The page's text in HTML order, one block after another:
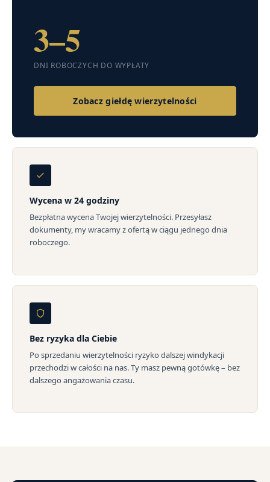
3–5
DNI ROBOCZYCH DO WYPŁATY
Zobacz giełdę wierzytelności
Wycena w 24 godziny
Bezpłatna wycena Twojej wierzytelności. Przesyłasz
dokumenty, my wracamy z ofertą w ciągu jednego dnia
roboczego.
Bez ryzyka dla Ciebie
Po sprzedaniu wierzytelności ryzyko dalszej windykacji
przechodzi w całości na nas. Ty masz pewną gotówkę – bez
dalszego angażowania czasu.